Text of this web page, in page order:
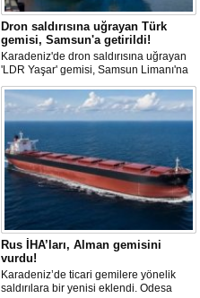
Dron saldırısına uğrayan Türk
gemisi, Samsun'a getirildi!
Karadeniz'de dron saldırısına uğrayan
'LDR Yaşar' gemisi, Samsun Limanı'na
güvenli bir şekilde ulaştı. Saldırıda can
kaybı yaşanmadı, ancak büyük çapta
maddi hasar oluştu.
Rus İHA’ları, Alman gemisini
vurdu!
Karadeniz’de ticari gemilere yönelik
saldırılara bir yenisi eklendi. Odesa